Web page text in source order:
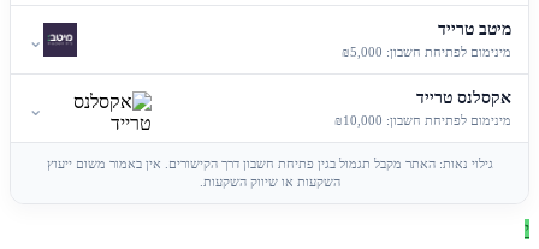
מיטב טרייד
מינימום לפתיחת חשבון: ₪5,000
⌄
אקסלנס טרייד
מינימום לפתיחת חשבון: ₪10,000
⌄
גילוי נאות: האתר מקבל תגמול בגין פתיחת חשבון דרך הקישורים. אין באמור משום ייעוץ
השקעות או שיווק השקעות.
י